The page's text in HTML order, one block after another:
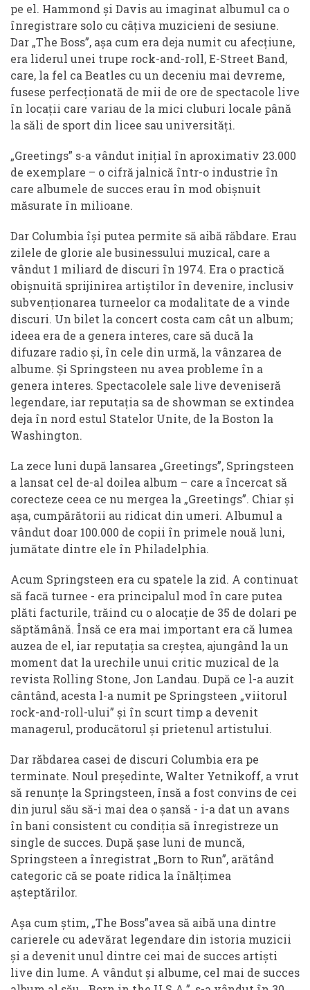
pe el. Hammond și Davis au imaginat albumul ca o
înregistrare solo cu câțiva muzicieni de sesiune.
Dar „The Boss”, așa cum era deja numit cu afecțiune,
era liderul unei trupe rock-and-roll, E-Street Band,
care, la fel ca Beatles cu un deceniu mai devreme,
fusese perfecționată de mii de ore de spectacole live
în locații care variau de la mici cluburi locale până
la săli de sport din licee sau universități.
„Greetings” s-a vândut inițial în aproximativ 23.000
de exemplare – o cifră jalnică într-o industrie în
care albumele de succes erau în mod obișnuit
măsurate în milioane.
Dar Columbia își putea permite să aibă răbdare. Erau
zilele de glorie ale businessului muzical, care a
vândut 1 miliard de discuri în 1974. Era o practică
obișnuită sprijinirea artiștilor în devenire, inclusiv
subvenționarea turneelor ca modalitate de a vinde
discuri. Un bilet la concert costa cam cât un album;
ideea era de a genera interes, care să ducă la
difuzare radio și, în cele din urmă, la vânzarea de
albume. Și Springsteen nu avea probleme în a
genera interes. Spectacolele sale live deveniseră
legendare, iar reputația sa de showman se extindea
deja în nord estul Statelor Unite, de la Boston la
Washington.
La zece luni după lansarea „Greetings”, Springsteen
a lansat cel de-al doilea album – care a încercat să
corecteze ceea ce nu mergea la „Greetings”. Chiar și
așa, cumpărătorii au ridicat din umeri. Albumul a
vândut doar 100.000 de copii în primele nouă luni,
jumătate dintre ele în Philadelphia.
Acum Springsteen era cu spatele la zid. A continuat
să facă turnee - era principalul mod în care putea
plăti facturile, trăind cu o alocație de 35 de dolari pe
săptămână. Însă ce era mai important era că lumea
auzea de el, iar reputația sa creștea, ajungând la un
moment dat la urechile unui critic muzical de la
revista Rolling Stone, Jon Landau. După ce l-a auzit
cântând, acesta l-a numit pe Springsteen „viitorul
rock-and-roll-ului” și în scurt timp a devenit
managerul, producătorul și prietenul artistului.
Dar răbdarea casei de discuri Columbia era pe
terminate. Noul președinte, Walter Yetnikoff, a vrut
să renunțe la Springsteen, însă a fost convins de cei
din jurul său să-i mai dea o șansă - i-a dat un avans
în bani consistent cu condiția să înregistreze un
single de succes. După șase luni de muncă,
Springsteen a înregistrat „Born to Run”, arătând
categoric că se poate ridica la înălțimea
așteptărilor.
Așa cum știm, „The Boss”avea să aibă una dintre
carierele cu adevărat legendare din istoria muzicii
și a devenit unul dintre cei mai de succes artiști
live din lume. A vândut și albume, cel mai de succes